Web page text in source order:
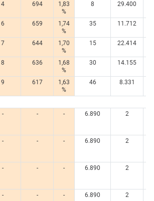
4 694
1,83
%
8 29.400
6 659
1,74
%
35 11.712
7 644
1,70
%
15 22.414
8 636
1,68
%
30 14.155
9 617
1,63
%
46 8.331
- - - 6.890 2
- - - 6.890 2
- - - 6.890 2
- - - 6.890 2